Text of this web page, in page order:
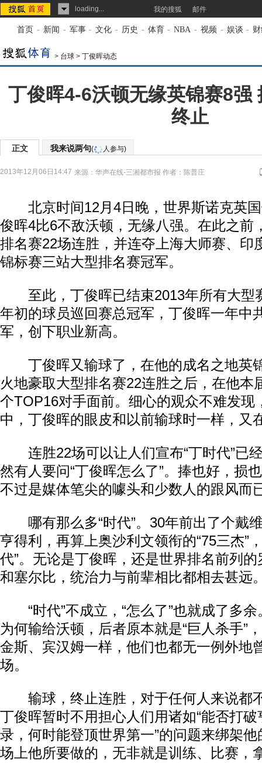
loading... 我的搜狐 邮件
首页 - 新闻 - 军事 - 文化 - 历史 - 体育 - NBA - 视频 - 娱谈 -
> 台球 > 丁俊晖动态
丁俊晖4-6沃顿无缘英锦赛8强
终止
正文 我来说两句( 人参与)
2013年12月06日14:47 来源： 华声在线-三湘都市报 作者：陈普庄
北京时间12月4日晚，世界斯诺克英国
俊晖4比6不敌沃顿，无缘八强。在此之前
排名赛22场连胜，并连夺上海大师赛、印
锦标赛三站大型排名赛冠军。
至此，丁俊晖已结束2013年所有大型
年初的球员巡回赛总冠军，丁俊晖一年中
军，创下职业新高。
丁俊晖又输球了，在他的成名之地英
火地豪取大型排名赛22连胜之后，在他本
个TOP16对手面前。细心的观众不难发现
中，丁俊晖的眼皮和以前输球时一样，
连胜22场可以让人们宣布“丁时代”已
然有人要问“丁俊晖怎么了”。捧也好，损
不过是媒体笔尖的噱头和少数人的跟风而
哪有那么多“时代”。30年前出了个戴
亨得利，再算上奥沙利文领衔的“75三杰”
代”。无论是丁俊晖，还是世界排名前列
和塞尔比，统治力与前辈相比都相去甚远
“时代”不成立，“怎么了”也就成了多余
为何输给沃顿，后者原本就是“巨人杀手”
金斯、宾汉姆一样，他们也都无一例外地
场。
输球，终止连胜，对于任何人来说都
丁俊晖暂时不用担心人们用诸如“能否打
录，何时能登顶世界第一”的问题来绑架
场上他所要做的，无非就是训练、比赛，